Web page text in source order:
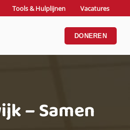
Tools & Hulplijnen Vacatures
DONEREN
– Samen